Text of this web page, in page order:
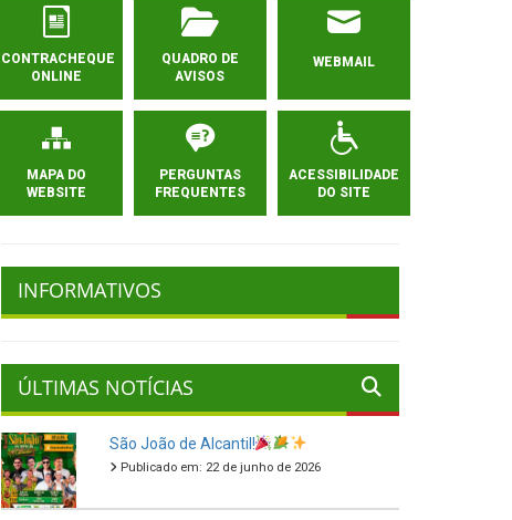
CONTRACHEQUE
ONLINE
QUADRO DE
AVISOS
WEBMAIL
MAPA DO
WEBSITE
PERGUNTAS
FREQUENTES
ACESSIBILIDADE
DO SITE
INFORMATIVOS
ÚLTIMAS NOTÍCIAS
São João de Alcantil!
Publicado em: 22 de junho de 2026